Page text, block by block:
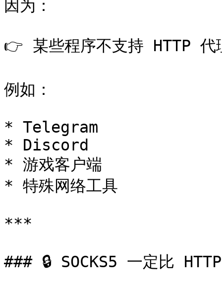
因为：
👉 某些程序不支持 HTTP 代
例如：
* Telegram
* Discord
* 游戏客户端
* 特殊网络工具
***
### 🔒 SOCKS5 一定比